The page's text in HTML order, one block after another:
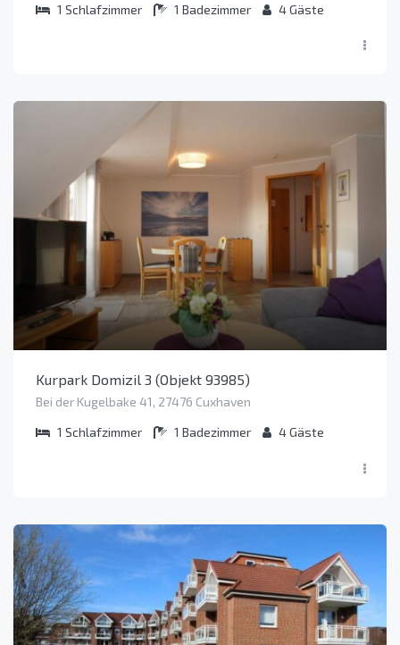
1 Schlafzimmer 1 Badezimmer 4Gäste
Kurpark Domizil 3 (Objekt 93985)
Bei der Kugelbake 41, 27476 Cuxhaven
1 Schlafzimmer 1 Badezimmer 4Gäste